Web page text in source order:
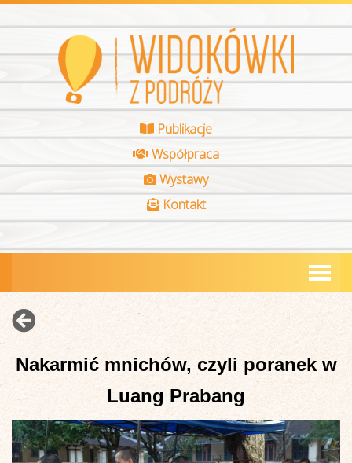
Publikacje
Współpraca
Wystawy
Kontakt
Nakarmić mnichów, czyli poranek w
Luang Prabang